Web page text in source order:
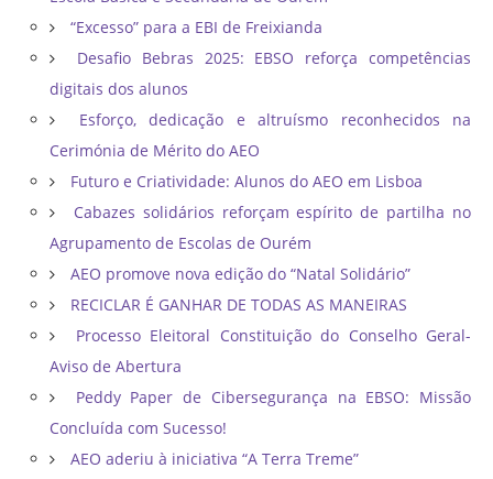
“Excesso” para a EBI de Freixianda
Desafio Bebras 2025: EBSO reforça competências
digitais dos alunos
Esforço, dedicação e altruísmo reconhecidos na
Cerimónia de Mérito do AEO
Futuro e Criatividade: Alunos do AEO em Lisboa
Cabazes solidários reforçam espírito de partilha no
Agrupamento de Escolas de Ourém
AEO promove nova edição do “Natal Solidário”
RECICLAR É GANHAR DE TODAS AS MANEIRAS
Processo Eleitoral Constituição do Conselho Geral-
Aviso de Abertura
Peddy Paper de Cibersegurança na EBSO: Missão
Concluída com Sucesso!
AEO aderiu à iniciativa “A Terra Treme”